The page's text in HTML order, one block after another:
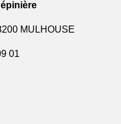
MULHOUSE
01